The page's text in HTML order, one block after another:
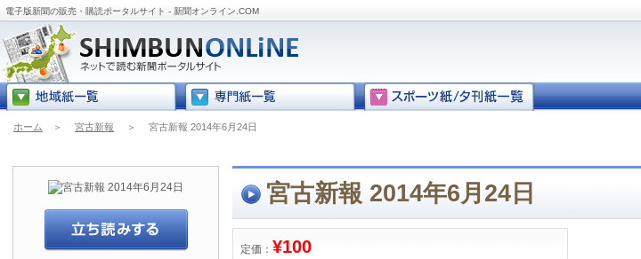
電子版新聞の販売・購読ポータルサイト - 新聞オンライン.COM
ホーム ＞ 宮古新報 ＞ 宮古新報 2014年6月24日
宮古新報 2014年6月24日
定価： ¥100